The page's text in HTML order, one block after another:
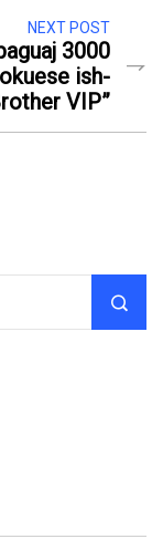
NEXT POST
3000
ish-
VIP”